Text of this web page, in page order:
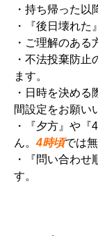
・持ち帰った以
・『後日壊れた
・ご理解のある
・不法投棄防
ます。
・日時を決める
間設定をお願い
・『夕方』や
ん。4時頃では
・『問い合わ
す。